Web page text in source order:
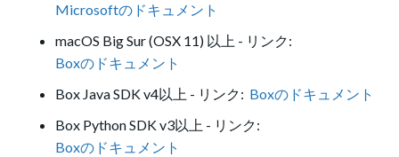
Microsoftのドキュメント
macOS Big Sur (OSX 11) 以上 - リンク:
Boxのドキュメント
Box Java SDK v4以上 - リンク: Boxのドキュメント
Box Python SDK v3以上 - リンク:
Boxのドキュメント